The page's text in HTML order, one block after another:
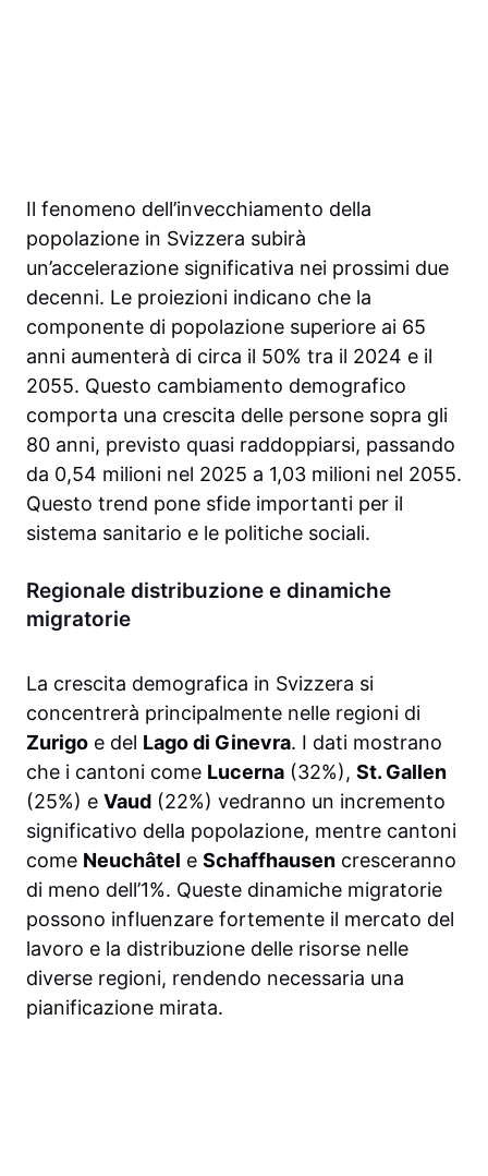
Il fenomeno dell’invecchiamento della
popolazione in Svizzera subirà
un’accelerazione significativa nei prossimi due
decenni. Le proiezioni indicano che la
componente di popolazione superiore ai 65
anni aumenterà di circa il 50% tra il 2024 e il
2055. Questo cambiamento demografico
comporta una crescita delle persone sopra gli
80 anni, previsto quasi raddoppiarsi, passando
da 0,54 milioni nel 2025 a 1,03 milioni nel 2055.
Questo trend pone sfide importanti per il
sistema sanitario e le politiche sociali.
Regionale distribuzione e dinamiche
migratorie
La crescita demografica in Svizzera si
concentrerà principalmente nelle regioni di
Zurigo e del Lago di Ginevra. I dati mostrano
che i cantoni come Lucerna (32%), St. Gallen
(25%) e Vaud (22%) vedranno un incremento
significativo della popolazione, mentre cantoni
come Neuchâtel e Schaffhausen cresceranno
di meno dell’1%. Queste dinamiche migratorie
possono influenzare fortemente il mercato del
lavoro e la distribuzione delle risorse nelle
diverse regioni, rendendo necessaria una
pianificazione mirata.